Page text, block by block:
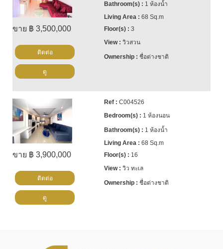
ขาย ฿ 3,500,000
1 ห้องน้ำ
68 Sq.m
3
วิวสวน
ชื่อต่างชาติ
ติดต่อ
ดู
ขาย ฿ 3,900,000
C004526
1 ห้องนอน
1 ห้องน้ำ
68 Sq.m
16
วิว ทะเล
ชื่อต่างชาติ
ติดต่อ
ดู